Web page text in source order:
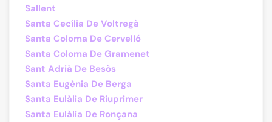
Sallent
Santa Cecília De Voltregà
Santa Coloma De Cervelló
Santa Coloma De Gramenet
Sant Adrià De Besòs
Santa Eugènia De Berga
Santa Eulàlia De Riuprimer
Santa Eulàlia De Ronçana